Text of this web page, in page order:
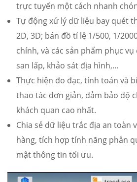
trực tuyến một cách nhanh
Tự động xử lý dữ liệu bay quét
2D, 3D; bản đồ tỉ lệ 1/500, 1/
chính, và các sản phẩm phục
san lấp, khảo sát địa hình,…
Thực hiện đo đạc, tính toán và
thao tác đơn giản, đảm bảo độ
khách quan cao nhất.
Chia sẻ dữ liệu trắc địa an toàn
hàng, tích hợp tính năng phân
mật thông tin tối ưu.